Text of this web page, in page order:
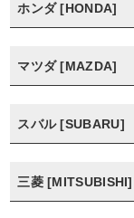
ホンダ [HONDA]
マツダ [MAZDA]
スバル [SUBARU]
三菱 [MITSUBISHI]